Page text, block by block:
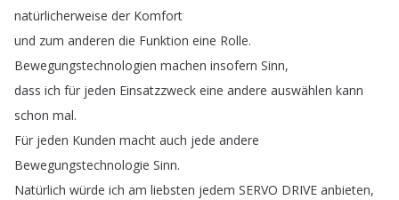
natürlicherweise der Komfort
und zum anderen die Funktion eine Rolle.
Bewegungstechnologien machen insofern Sinn,
dass ich für jeden Einsatzzweck eine andere auswählen kann
schon mal.
Für jeden Kunden macht auch jede andere
Bewegungstechnologie Sinn.
Natürlich würde ich am liebsten jedem SERVO DRIVE anbieten,